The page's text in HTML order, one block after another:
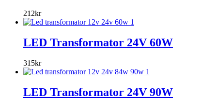
212kr
LED Transformator 24V 60W
315kr
LED Transformator 24V 90W